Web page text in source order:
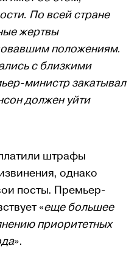
По всей стране
жертвы
положениям.
с близкими
министр закатывал
должен уйти
штрафы
однако
посты. Премьер-
«еще большее
приоритетных
».